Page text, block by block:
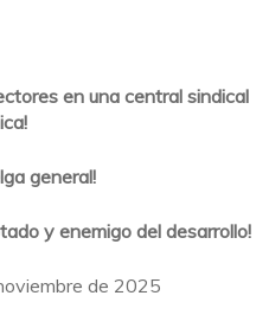
en una central sindical
general!
y enemigo del desarrollo!
de 2025